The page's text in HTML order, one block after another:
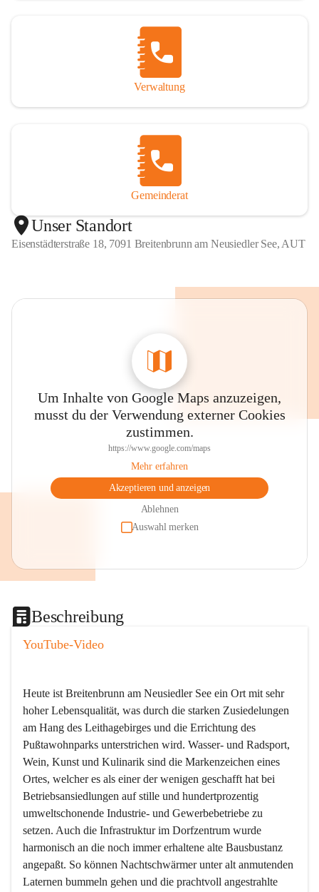
Verwaltung
Gemeinderat
Unser Standort
Eisenstädterstraße 18, 7091 Breitenbrunn am Neusiedler See, AUT
Um Inhalte von Google Maps anzuzeigen,
musst du der Verwendung externer Cookies
zustimmen.
https://www.google.com/maps
Mehr erfahren
Akzeptieren und anzeigen
Ablehnen
Auswahl merken
Beschreibung
YouTube-Video
Heute ist Breitenbrunn am Neusiedler See ein Ort mit sehr
hoher Lebensqualität, was durch die starken Zusiedelungen
am Hang des Leithagebirges und die Errichtung des
Pußtawohnparks unterstrichen wird. Wasser- und Radsport,
Wein, Kunst und Kulinarik sind die Markenzeichen eines
Ortes, welcher es als einer der wenigen geschafft hat bei
Betriebsansiedlungen auf stille und hundertprozentig
umweltschonende Industrie- und Gewerbebetriebe zu
setzen. Auch die Infrastruktur im Dorfzentrum wurde
harmonisch an die noch immer erhaltene alte Bausbustanz
angepaßt. So können Nachtschwärmer unter alt anmutenden
Laternen bummeln gehen und die prachtvoll angestrahlte